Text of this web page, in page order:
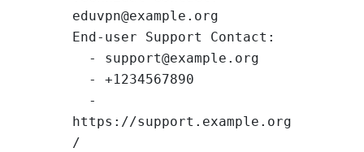
eduvpn@example.org
End-user Support Contact:
https://support.example.org
/